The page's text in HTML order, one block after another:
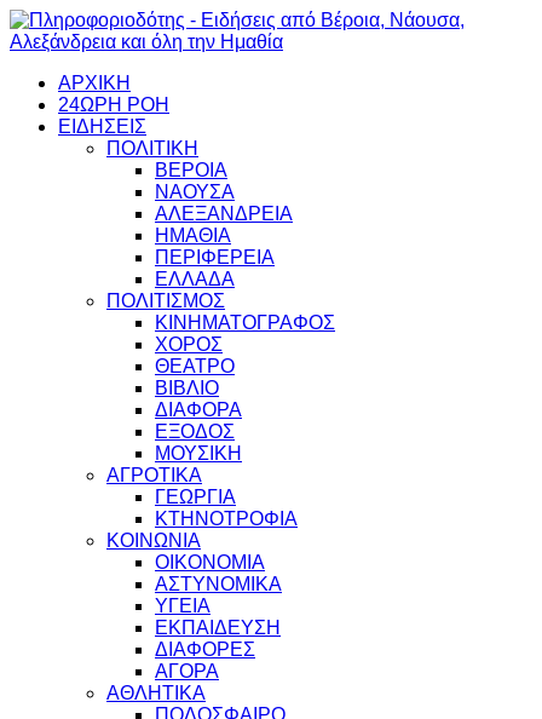
ΑΡΧΙΚΗ
24ΩΡΗ ΡΟΗ
ΕΙΔΗΣΕΙΣ
ΠΟΛΙΤΙΚΗ
ΒΕΡΟΙΑ
ΝΑΟΥΣΑ
ΑΛΕΞΑΝΔΡΕΙΑ
ΗΜΑΘΙΑ
ΠΕΡΙΦΕΡΕΙΑ
ΕΛΛΑΔΑ
ΠΟΛΙΤΙΣΜΟΣ
ΚΙΝΗΜΑΤΟΓΡΑΦΟΣ
ΧΟΡΟΣ
ΘΕΑΤΡΟ
ΒΙΒΛΙΟ
ΔΙΑΦΟΡΑ
ΕΞΟΔΟΣ
ΜΟΥΣΙΚΗ
ΑΓΡΟΤΙΚΑ
ΓΕΩΡΓΙΑ
ΚΤΗΝΟΤΡΟΦΙΑ
ΚΟΙΝΩΝΙΑ
ΟΙΚΟΝΟΜΙΑ
ΑΣΤΥΝΟΜΙΚΑ
ΥΓΕΙΑ
ΕΚΠΑΙΔΕΥΣΗ
ΔΙΑΦΟΡΕΣ
ΑΓΟΡΑ
ΑΘΛΗΤΙΚΑ
ΠΟΔΟΣΦΑΙΡΟ